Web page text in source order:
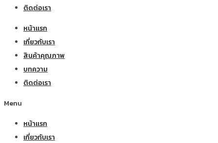
ติดต่อเรา
หน้าแรก
เกี่ยวกับเรา
สินค้าคุณภาพ
บทความ
ติดต่อเรา
Menu
หน้าแรก
เกี่ยวกับเรา